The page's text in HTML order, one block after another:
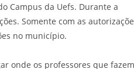
Campus da Uefs. Durante a
Somente com as
no município.
onde os professores que fazem